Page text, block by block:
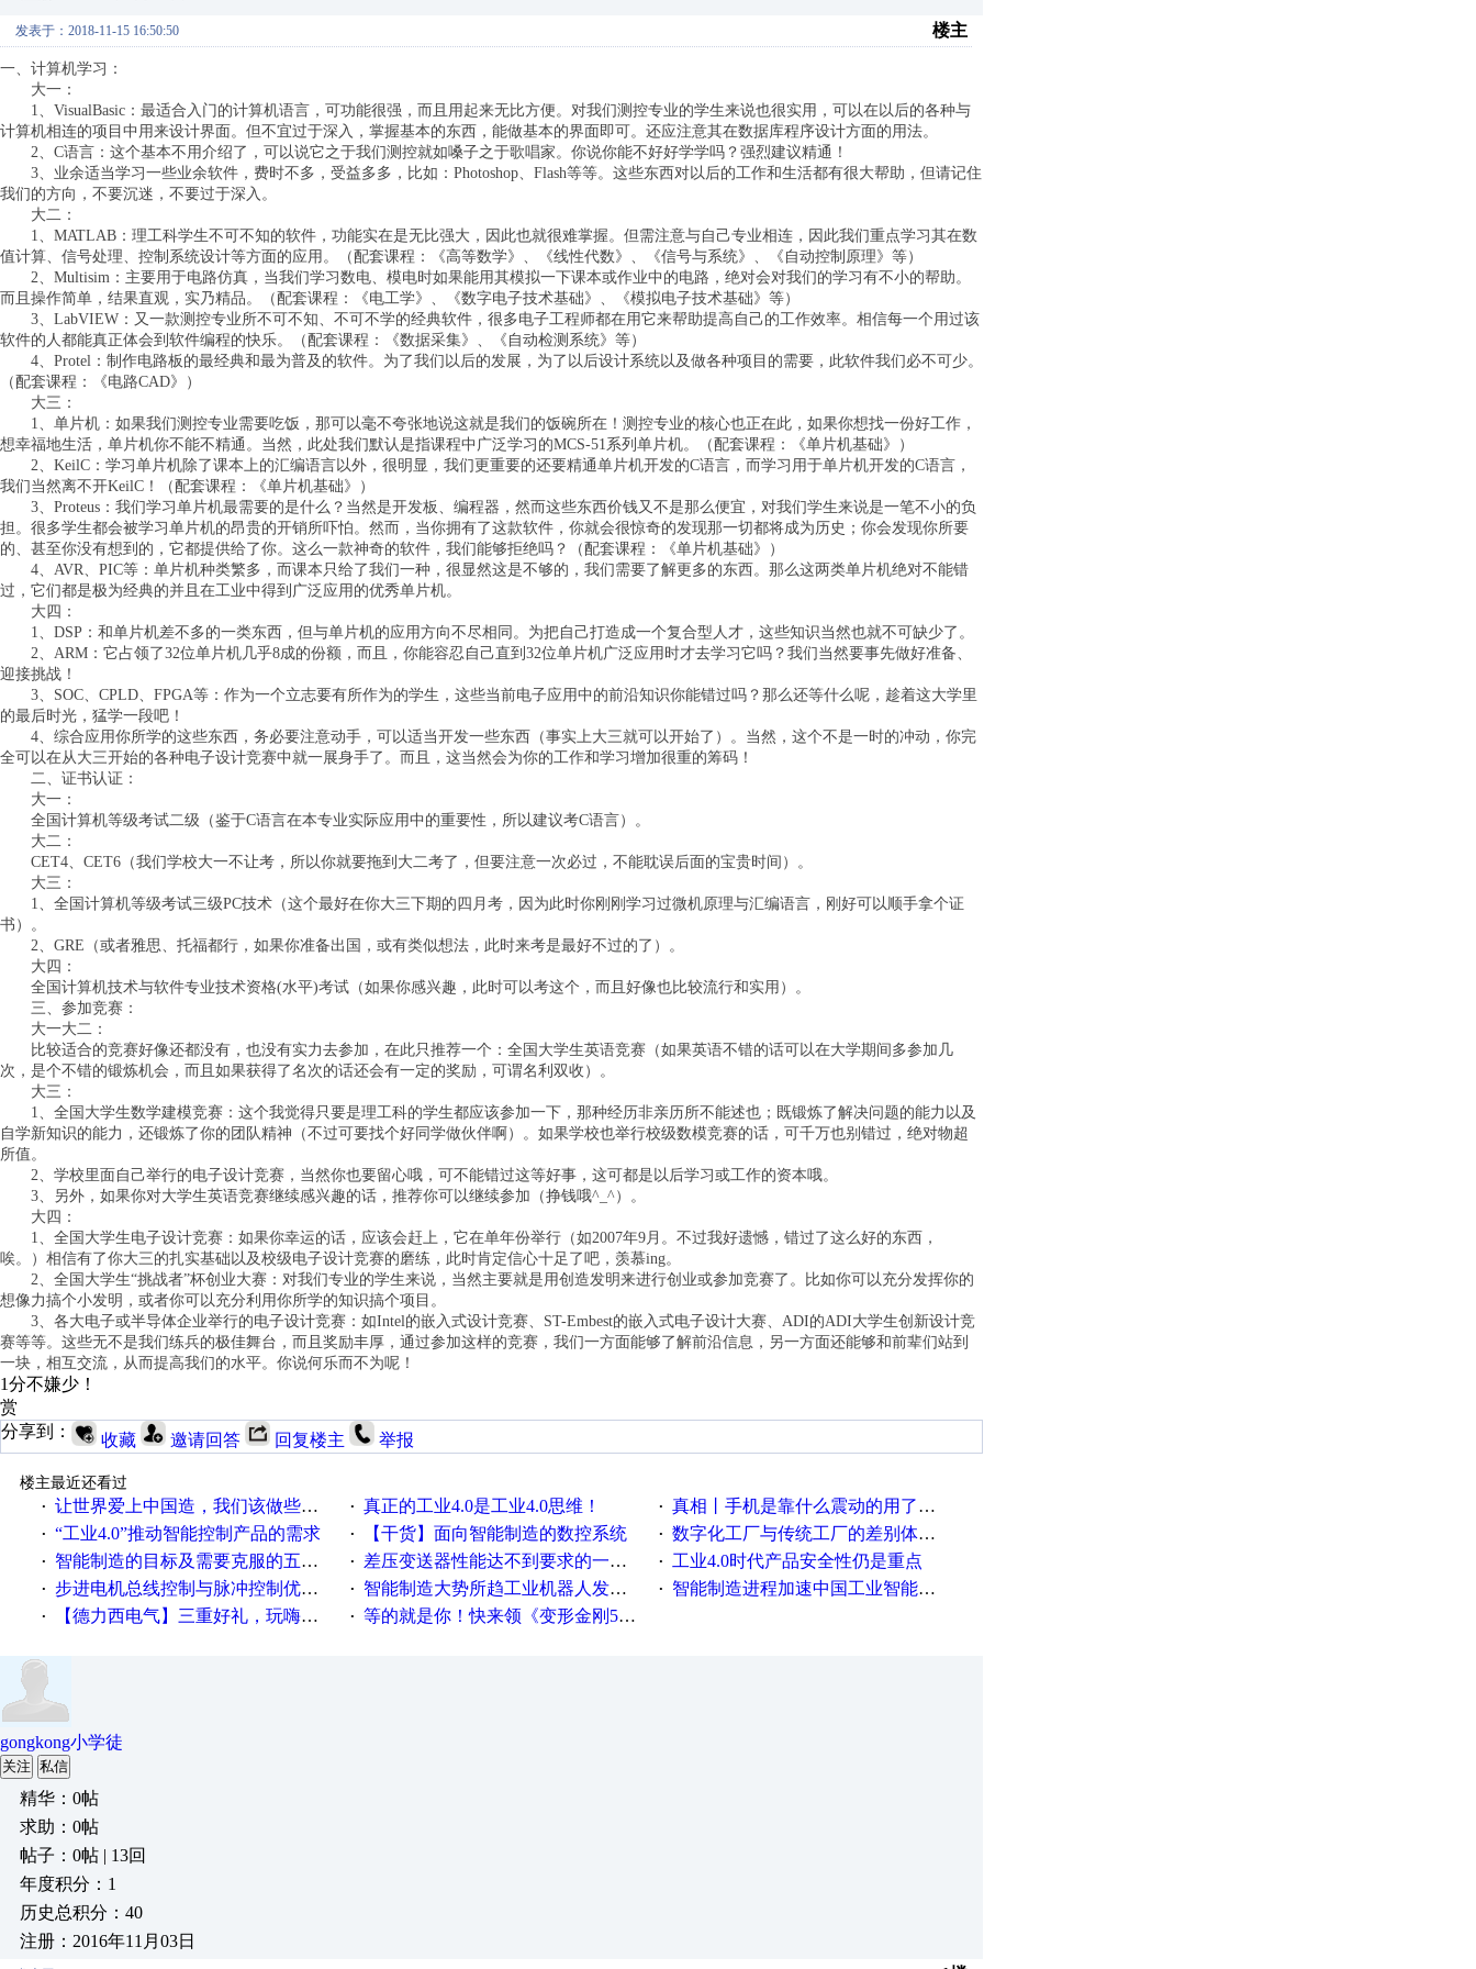
发表于：2018-11-15 16:50:50 楼主
一、计算机学习：
大一：
1、VisualBasic：最适合入门的计算机语言，可功能很强，而且用起来无比方便。对我们测控专业的学生来说也很实用，可以在以后的各种与
计算机相连的项目中用来设计界面。但不宜过于深入，掌握基本的东西，能做基本的界面即可。还应注意其在数据库程序设计方面的用法。
2、C语言：这个基本不用介绍了，可以说它之于我们测控就如嗓子之于歌唱家。你说你能不好好学学吗？强烈建议精通！
3、业余适当学习一些业余软件，费时不多，受益多多，比如：Photoshop、Flash等等。这些东西对以后的工作和生活都有很大帮助，但请记住
我们的方向，不要沉迷，不要过于深入。
大二：
1、MATLAB：理工科学生不可不知的软件，功能实在是无比强大，因此也就很难掌握。但需注意与自己专业相连，因此我们重点学习其在数
值计算、信号处理、控制系统设计等方面的应用。（配套课程：《高等数学》、《线性代数》、《信号与系统》、《自动控制原理》等）
2、Multisim：主要用于电路仿真，当我们学习数电、模电时如果能用其模拟一下课本或作业中的电路，绝对会对我们的学习有不小的帮助。
而且操作简单，结果直观，实乃精品。（配套课程：《电工学》、《数字电子技术基础》、《模拟电子技术基础》等）
3、LabVIEW：又一款测控专业所不可不知、不可不学的经典软件，很多电子工程师都在用它来帮助提高自己的工作效率。相信每一个用过该
软件的人都能真正体会到软件编程的快乐。（配套课程：《数据采集》、《自动检测系统》等）
4、Protel：制作电路板的最经典和最为普及的软件。为了我们以后的发展，为了以后设计系统以及做各种项目的需要，此软件我们必不可少。
（配套课程：《电路CAD》）
大三：
1、单片机：如果我们测控专业需要吃饭，那可以毫不夸张地说这就是我们的饭碗所在！测控专业的核心也正在此，如果你想找一份好工作，
想幸福地生活，单片机你不能不精通。当然，此处我们默认是指课程中广泛学习的MCS-51系列单片机。（配套课程：《单片机基础》）
2、KeilC：学习单片机除了课本上的汇编语言以外，很明显，我们更重要的还要精通单片机开发的C语言，而学习用于单片机开发的C语言，
我们当然离不开KeilC！（配套课程：《单片机基础》）
3、Proteus：我们学习单片机最需要的是什么？当然是开发板、编程器，然而这些东西价钱又不是那么便宜，对我们学生来说是一笔不小的负
担。很多学生都会被学习单片机的昂贵的开销所吓怕。然而，当你拥有了这款软件，你就会很惊奇的发现那一切都将成为历史；你会发现你所要
的、甚至你没有想到的，它都提供给了你。这么一款神奇的软件，我们能够拒绝吗？（配套课程：《单片机基础》）
4、AVR、PIC等：单片机种类繁多，而课本只给了我们一种，很显然这是不够的，我们需要了解更多的东西。那么这两类单片机绝对不能错
过，它们都是极为经典的并且在工业中得到广泛应用的优秀单片机。
大四：
1、DSP：和单片机差不多的一类东西，但与单片机的应用方向不尽相同。为把自己打造成一个复合型人才，这些知识当然也就不可缺少了。
2、ARM：它占领了32位单片机几乎8成的份额，而且，你能容忍自己直到32位单片机广泛应用时才去学习它吗？我们当然要事先做好准备、
迎接挑战！
3、SOC、CPLD、FPGA等：作为一个立志要有所作为的学生，这些当前电子应用中的前沿知识你能错过吗？那么还等什么呢，趁着这大学里
的最后时光，猛学一段吧！
4、综合应用你所学的这些东西，务必要注意动手，可以适当开发一些东西（事实上大三就可以开始了）。当然，这个不是一时的冲动，你完
全可以在从大三开始的各种电子设计竞赛中就一展身手了。而且，这当然会为你的工作和学习增加很重的筹码！
二、证书认证：
大一：
全国计算机等级考试二级（鉴于C语言在本专业实际应用中的重要性，所以建议考C语言）。
大二：
CET4、CET6（我们学校大一不让考，所以你就要拖到大二考了，但要注意一次必过，不能耽误后面的宝贵时间）。
大三：
1、全国计算机等级考试三级PC技术（这个最好在你大三下期的四月考，因为此时你刚刚学习过微机原理与汇编语言，刚好可以顺手拿个证
书）。
2、GRE（或者雅思、托福都行，如果你准备出国，或有类似想法，此时来考是最好不过的了）。
大四：
全国计算机技术与软件专业技术资格(水平)考试（如果你感兴趣，此时可以考这个，而且好像也比较流行和实用）。
三、参加竞赛：
大一大二：
比较适合的竞赛好像还都没有，也没有实力去参加，在此只推荐一个：全国大学生英语竞赛（如果英语不错的话可以在大学期间多参加几
次，是个不错的锻炼机会，而且如果获得了名次的话还会有一定的奖励，可谓名利双收）。
大三：
1、全国大学生数学建模竞赛：这个我觉得只要是理工科的学生都应该参加一下，那种经历非亲历所不能述也；既锻炼了解决问题的能力以及
自学新知识的能力，还锻炼了你的团队精神（不过可要找个好同学做伙伴啊）。如果学校也举行校级数模竞赛的话，可千万也别错过，绝对物超
所值。
2、学校里面自己举行的电子设计竞赛，当然你也要留心哦，可不能错过这等好事，这可都是以后学习或工作的资本哦。
3、另外，如果你对大学生英语竞赛继续感兴趣的话，推荐你可以继续参加（挣钱哦^_^）。
大四：
1、全国大学生电子设计竞赛：如果你幸运的话，应该会赶上，它在单年份举行（如2007年9月。不过我好遗憾，错过了这么好的东西，
唉。）相信有了你大三的扎实基础以及校级电子设计竞赛的磨练，此时肯定信心十足了吧，羡慕ing。
2、全国大学生“挑战者”杯创业大赛：对我们专业的学生来说，当然主要就是用创造发明来进行创业或参加竞赛了。比如你可以充分发挥你的
想像力搞个小发明，或者你可以充分利用你所学的知识搞个项目。
3、各大电子或半导体企业举行的电子设计竞赛：如Intel的嵌入式设计竞赛、ST-Embest的嵌入式电子设计大赛、ADI的ADI大学生创新设计竞
赛等等。这些无不是我们练兵的极佳舞台，而且奖励丰厚，通过参加这样的竞赛，我们一方面能够了解前沿信息，另一方面还能够和前辈们站到
一块，相互交流，从而提高我们的水平。你说何乐而不为呢！
1分不嫌少！
赏
分享到：
收藏 邀请回答 回复楼主 举报
楼主最近还看过
· 让世界爱上中国造，我们该做些什么 · 真正的工业4.0是工业4.0思维！ · 真相丨手机是靠什么震动的用了这么多年才知道！
· “工业4.0”推动智能控制产品的需求 · 【干货】面向智能制造的数控系统 · 数字化工厂与传统工厂的差别体现在哪里？
· 智能制造的目标及需要克服的五个障碍 · 差压变送器性能达不到要求的一些因素 · 工业4.0时代产品安全性仍是重点
· 步进电机总线控制与脉冲控制优缺点 · 智能制造大势所趋工业机器人发展迅猛 · 智能制造进程加速中国工业智能化之路发展趋势明显
· 【德力西电气】三重好礼，玩嗨夏日！ · 等的就是你！快来领《变形金刚5》观影券
gongkong小学徒
关注 私信
精华：0帖
求助：0帖
帖子：0帖 | 13回
年度积分：1
历史总积分：40
注册：2016年11月03日